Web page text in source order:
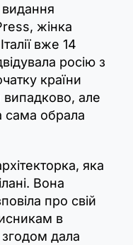
видання
жінка
вже 14
росію з
країни
випадково, але
сама обрала
яка
Вона
про свій
в
дала